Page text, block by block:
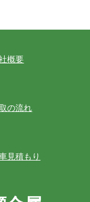
概要
の流れ
見積もり